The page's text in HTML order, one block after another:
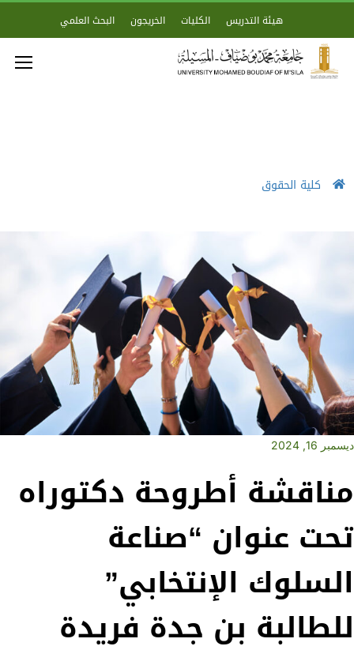
هيئة التدريس الكليات الخريجون البحث العلمي
كلية الحقوق
ديسمبر 16, 2024
مناقشة أطروحة دكتوراه
تحت عنوان “صناعة
السلوك الإنتخابي”
للطالبة بن جدة فريدة